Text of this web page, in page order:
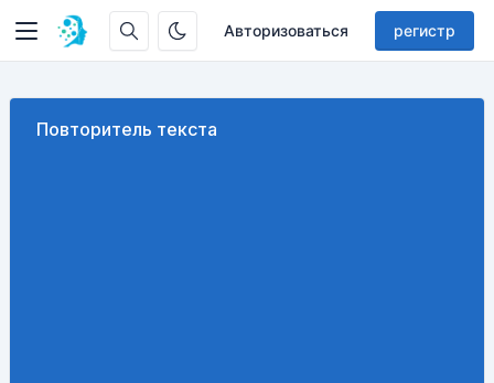
Авторизоваться регистр
Повторитель текста